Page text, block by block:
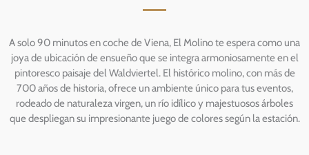
A solo 90 minutos en coche de Viena, El Molino te espera como una
joya de ubicación de ensueño que se integra armoniosamente en el
pintoresco paisaje del Waldviertel. El histórico molino, con más de
700 años de historia, ofrece un ambiente único para tus eventos,
rodeado de naturaleza virgen, un río idílico y majestuosos árboles
que despliegan su impresionante juego de colores según la estación.